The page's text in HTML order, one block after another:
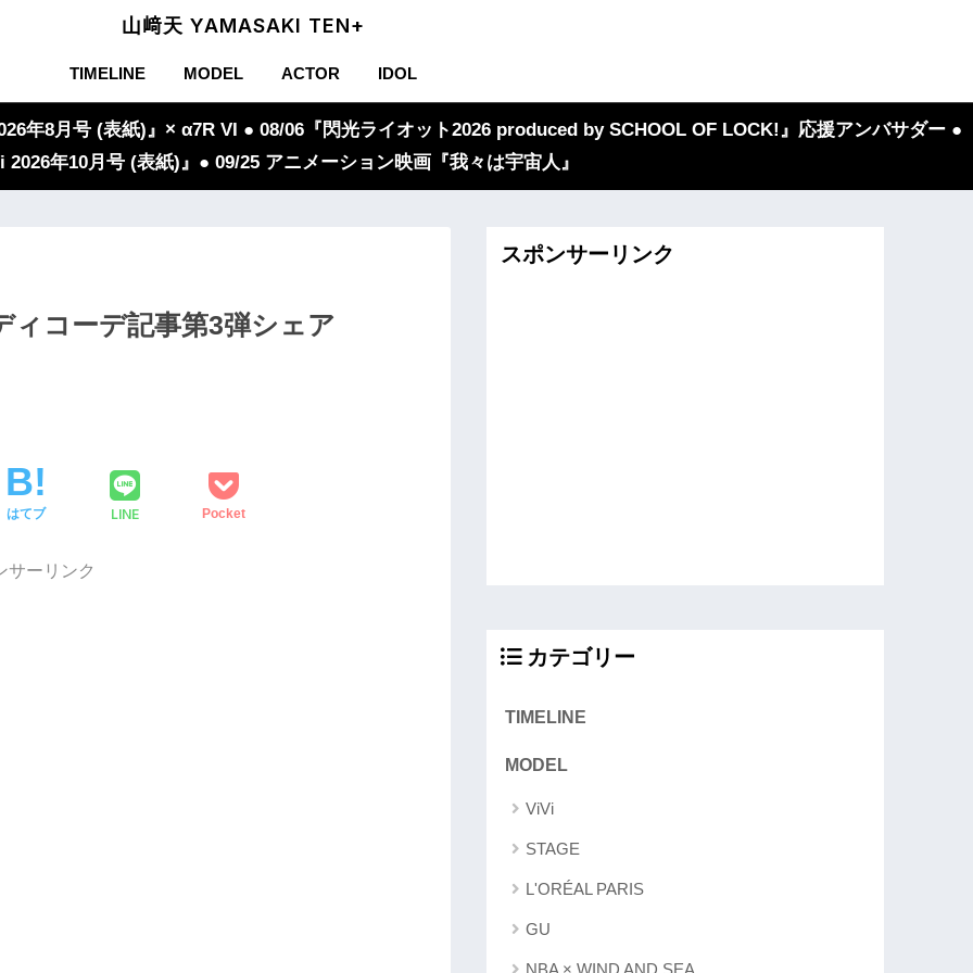
山﨑天 YAMASAKI TEN+
TIMELINE MODEL ACTOR IDOL
年8月号 (表紙)』× α7R VI ● 08/06『閃光ライオット2026 produced by SCHOOL OF LOCK!』応援アンバサダー ●
2026年10月号 (表紙)』● 09/25 アニメーション映画『我々は宇宙人』
ィコーデ記事第3弾シェア
はてブ LINE Pocket
サーリンク
スポンサーリンク
カテゴリー
TIMELINE
MODEL
ViVi
STAGE
L'ORÉAL PARIS
GU
NBA × WIND AND SEA